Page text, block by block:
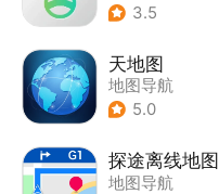
3.5
天地图
地图导航
5.0
探途离线地图
地图导航